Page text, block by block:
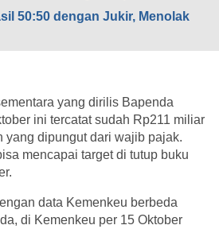
50:50 dengan Jukir, Menolak
yang dirilis Bapenda
ini tercatat sudah Rp211 miliar
yang dipungut dari wajib pajak.
mencapai target di tutup buku
data Kemenkeu berbeda
di Kemenkeu per 15 Oktober